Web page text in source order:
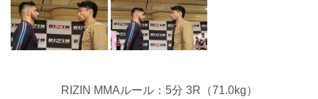
RIZIN MMAルール：5分 3R（71.0kg）